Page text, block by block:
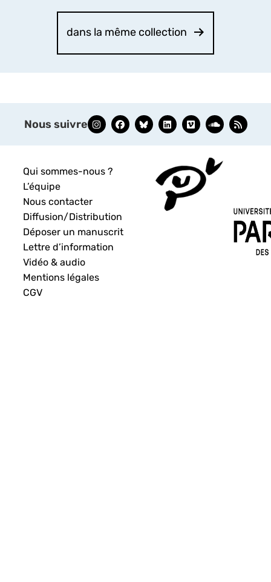
dans la même collection
Nous suivre
Qui sommes-nous ?
L’équipe
Nous contacter
Diffusion/Distribution
Déposer un manuscrit
Lettre d’information
Vidéo & audio
Mentions légales
CGV